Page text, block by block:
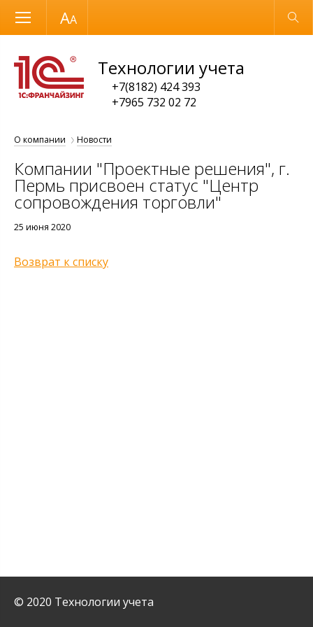
Размер шрифта Обычная версия
Технологии учета
+7(8182) 424 393
+7965 732 02 72
О компании Новости
Компании "Проектные решения", г.
Пермь присвоен статус "Центр
сопровождения торговли"
25 июня 2020
Возврат к списку
© 2020 Технологии учета